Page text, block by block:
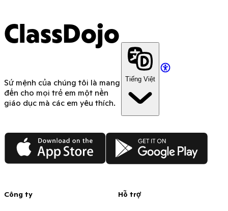
ClassDojo
Sứ mệnh của chúng tôi là mang
đến cho mọi trẻ em một nền
giáo dục mà các em yêu thích.
Tiếng Việt
App Store Google Play
Công ty Hỗ trợ